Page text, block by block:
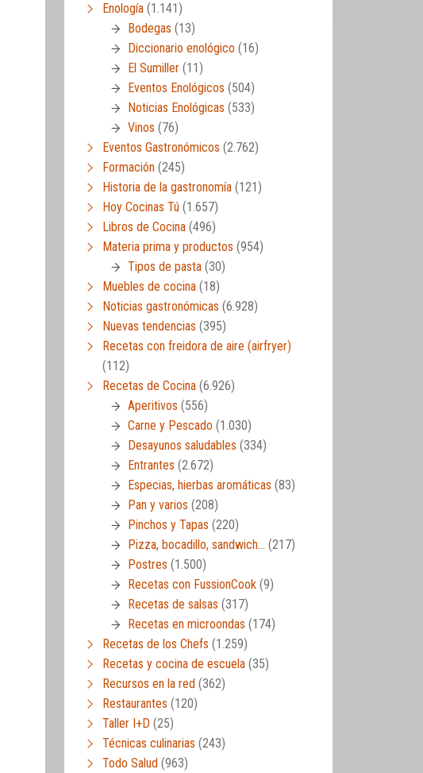
Enología (1.141)
Bodegas (13)
Diccionario enológico (16)
El Sumiller (11)
Eventos Enológicos (504)
Noticias Enológicas (533)
Vinos (76)
Eventos Gastronómicos (2.762)
Formación (245)
Historia de la gastronomía (121)
Hoy Cocinas Tú (1.657)
Libros de Cocina (496)
Materia prima y productos (954)
Tipos de pasta (30)
Muebles de cocina (18)
Noticias gastronómicas (6.928)
Nuevas tendencias (395)
Recetas con freidora de aire (airfryer)
(112)
Recetas de Cocina (6.926)
Aperitivos (556)
Carne y Pescado (1.030)
Desayunos saludables (334)
Entrantes (2.672)
Especias, hierbas aromáticas (83)
Pan y varios (208)
Pinchos y Tapas (220)
Pizza, bocadillo, sandwich… (217)
Postres (1.500)
Recetas con FussionCook (9)
Recetas de salsas (317)
Recetas en microondas (174)
Recetas de los Chefs (1.259)
Recetas y cocina de escuela (35)
Recursos en la red (362)
Restaurantes (120)
Taller I+D (25)
Técnicas culinarias (243)
Todo Salud (963)